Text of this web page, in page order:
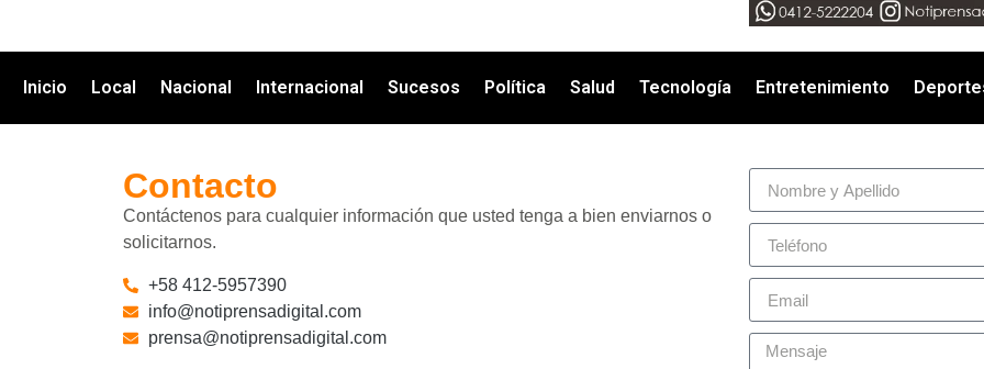
Inicio Local Nacional Internacional Sucesos Política Salud Tecnología Entretenimiento
Contacto
Contáctenos para cualquier información que usted tenga a bien enviarnos o
solicitarnos.
+58 412-5957390
info@notiprensadigital.com
prensa@notiprensadigital.com